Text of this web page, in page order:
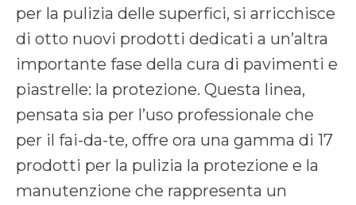
per la pulizia delle superfici, si arricchisce
di otto nuovi prodotti dedicati a un’altra
importante fase della cura di pavimenti e
piastrelle: la protezione. Questa linea,
pensata sia per l’uso professionale che
per il fai-da-te, offre ora una gamma di 17
prodotti per la pulizia la protezione e la
manutenzione che rappresenta un